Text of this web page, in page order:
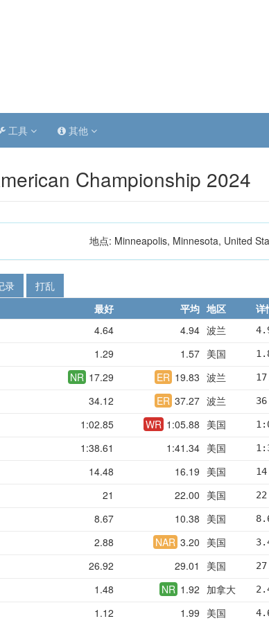
工具 其他
Championship 2024
地点: Minneapolis, Minnesota, United
录
打乱
最好 平均 地区
详
4.64 4.94 波兰
1.29 1.57 美国
NR 17.29 ER 19.83 波兰
34.12 ER 37.27 波兰
1:02.85 WR 1:05.88 美国
1:38.61 1:41.34 美国
14.48 16.19 美国
21 22.00 美国
8.67 10.38 美国
2.88 NAR 3.20 美国
26.92 29.01 美国
1.48 NR 1.92 加拿大
1.12 1.99 美国